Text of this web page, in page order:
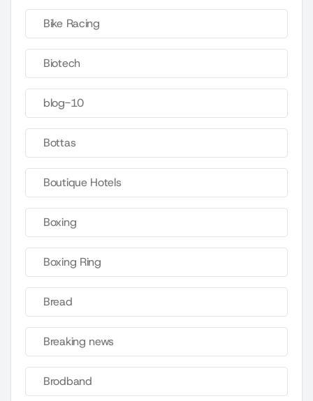
Bike Racing
Biotech
blog-10
Bottas
Boutique Hotels
Boxing
Boxing Ring
Bread
Breaking news
Brodband